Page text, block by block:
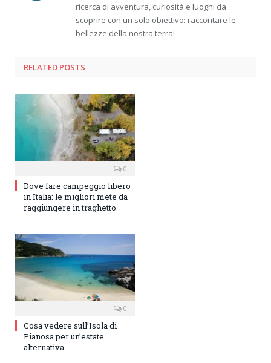
ricerca di avventura, curiosità e luoghi da
scoprire con un solo obiettivo: raccontare le
bellezze della nostra terra!
RELATED POSTS
0
Dove fare campeggio libero
in Italia: le migliori mete da
raggiungere in traghetto
0
Cosa vedere sull’Isola di
Pianosa per un’estate
alternativa